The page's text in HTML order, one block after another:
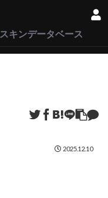
スキンデータベース
2025.12.10